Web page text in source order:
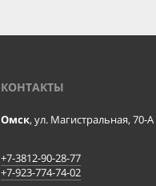
КОНТАКТЫ
Омск, ул. Магистральная, 70-А
+7-3812-90-28-77
+7-923-774-74-02